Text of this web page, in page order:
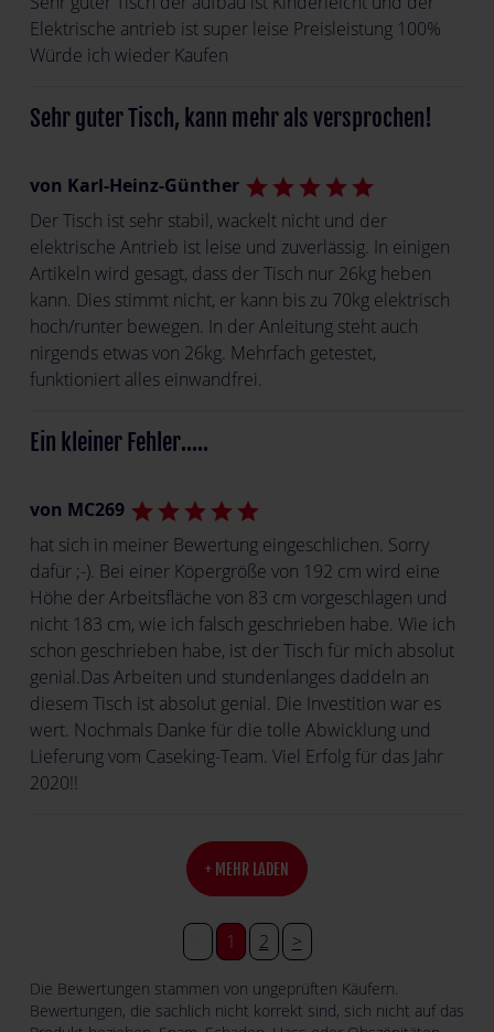
Elektrische antrieb ist super leise Preisleistung 100%
Würde ich wieder Kaufen
Sehr guter Tisch, kann mehr als versprochen!
von Karl-Heinz-Günther star
star
star
star
star
Der Tisch ist sehr stabil, wackelt nicht und der
elektrische Antrieb ist leise und zuverlässig. In einigen
Artikeln wird gesagt, dass der Tisch nur 26kg heben
kann. Dies stimmt nicht, er kann bis zu 70kg elektrisch
hoch/runter bewegen. In der Anleitung steht auch
nirgends etwas von 26kg. Mehrfach getestet,
funktioniert alles einwandfrei.
Ein kleiner Fehler.....
von MC269 star
star
star
star
star
hat sich in meiner Bewertung eingeschlichen. Sorry
dafür ;-). Bei einer Köpergröße von 192 cm wird eine
Höhe der Arbeitsfläche von 83 cm vorgeschlagen und
nicht 183 cm, wie ich falsch geschrieben habe. Wie ich
schon geschrieben habe, ist der Tisch für mich absolut
genial.Das Arbeiten und stundenlanges daddeln an
diesem Tisch ist absolut genial. Die Investition war es
wert. Nochmals Danke für die tolle Abwicklung und
Lieferung vom Caseking-Team. Viel Erfolg für das Jahr
2020!!
+ MEHR LADEN
1 2 >
Die Bewertungen stammen von ungeprüften Käufern.
Bewertungen, die sachlich nicht korrekt sind, sich nicht auf das